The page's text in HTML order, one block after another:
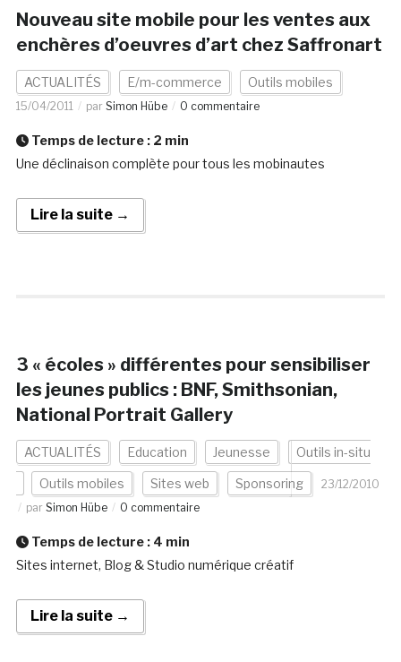
Nouveau site mobile pour les ventes aux
enchères d’oeuvres d’art chez Saffronart
ACTUALITÉS E/m-commerce Outils mobiles
15/04/2011 par Simon Hübe 0 commentaire
Temps de lecture : 2 min
Une déclinaison complète pour tous les mobinautes
Lire la suite →
3 « écoles » différentes pour sensibiliser
les jeunes publics : BNF, Smithsonian,
National Portrait Gallery
ACTUALITÉS Education Jeunesse Outils in-situ
Outils mobiles Sites web Sponsoring
23/12/2010
par Simon Hübe 0 commentaire
Temps de lecture : 4 min
Sites internet, Blog & Studio numérique créatif
Lire la suite →